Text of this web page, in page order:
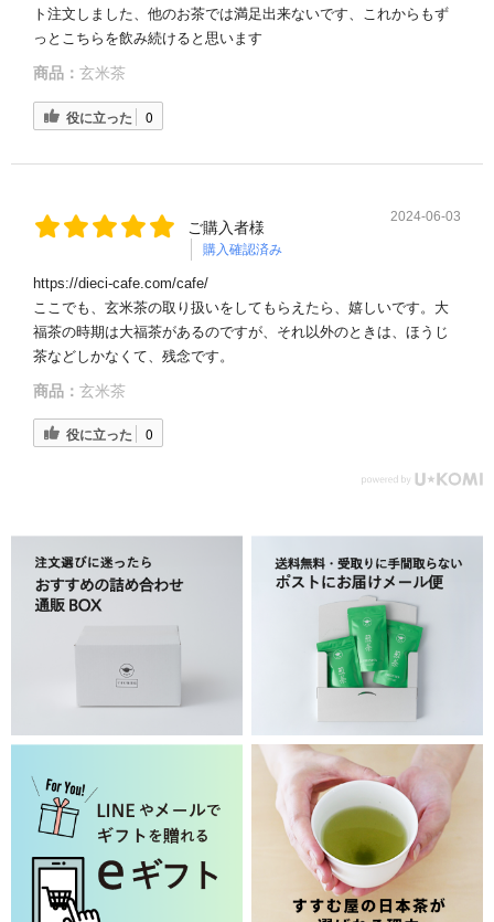
ト注文しました、他のお茶では満足出来ないです、これからもず
っとこちらを飲み続けると思います
商品： 玄米茶
役に立った 0
ご購入者様
購入確認済み
2024-06-03
https://dieci-cafe.com/cafe/
ここでも、玄米茶の取り扱いをしてもらえたら、嬉しいです。大
福茶の時期は大福茶があるのですが、それ以外のときは、ほうじ
茶などしかなくて、残念です。
商品： 玄米茶
役に立った 0